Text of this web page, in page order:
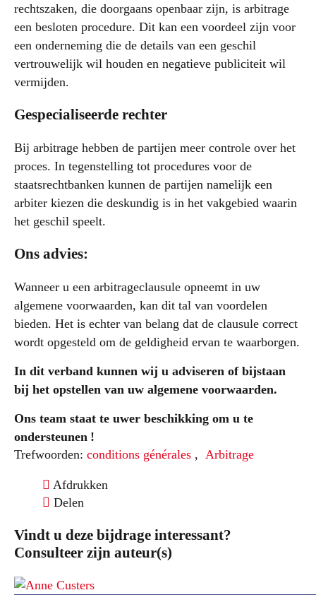
rechtszaken, die doorgaans openbaar zijn, is arbitrage
een besloten procedure. Dit kan een voordeel zijn voor
een onderneming die de details van een geschil
vertrouwelijk wil houden en negatieve publiciteit wil
vermijden.
Gespecialiseerde rechter
Bij arbitrage hebben de partijen meer controle over het
proces. In tegenstelling tot procedures voor de
staatsrechtbanken kunnen de partijen namelijk een
arbiter kiezen die deskundig is in het vakgebied waarin
het geschil speelt.
Ons advies:
Wanneer u een arbitrageclausule opneemt in uw
algemene voorwaarden, kan dit tal van voordelen
bieden. Het is echter van belang dat de clausule correct
wordt opgesteld om de geldigheid ervan te waarborgen.
In dit verband kunnen wij u adviseren of bijstaan
bij het opstellen van uw algemene voorwaarden.
Ons team staat te uwer beschikking om u te
ondersteunen !
Trefwoorden: conditions générales , Arbitrage
Afdrukken
Delen
Vindt u deze bijdrage interessant?
Consulteer zijn auteur(s)